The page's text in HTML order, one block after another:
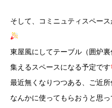
そして、コミニュティスペー
東屋風にしてテーブル（囲炉
集えるスペースになる予定です
最近無くなりつつある、ご近
なんかに使ってもらおうと思